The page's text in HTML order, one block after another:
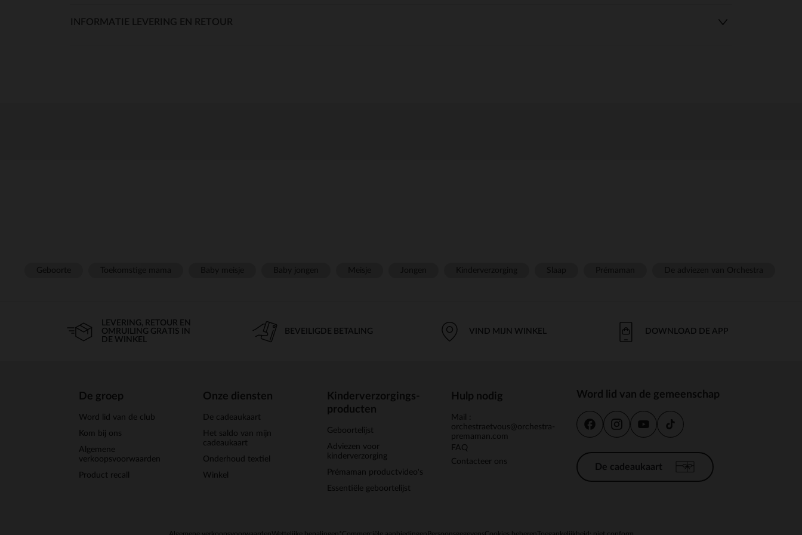
INFORMATIE LEVERING EN RETOUR
LEVERING, RETOUR EN
OMRUILING GRATIS IN
DE WINKEL
BEVEILIGDE BETALING VIND MIJN WINKEL DOWNLOAD DE APP
De groep
Word lid van de club
Kom bij ons
Algemene
verkoopsvoorwaarden
Product recall
Onze diensten
De cadeaukaart
Het saldo van mijn
cadeaukaart
Onderhoud textiel
Winkel
Kinderverzorgings-
producten
Geboortelijst
Adviezen voor
kinderverzorging
Prémaman productvideo's
Essentiële geboortelijst
Hulp nodig
Mail :
orchestraetvous@orchestra-
premaman.com
FAQ
Contacteer ons
Word lid van de gemeenschap
De cadeaukaart